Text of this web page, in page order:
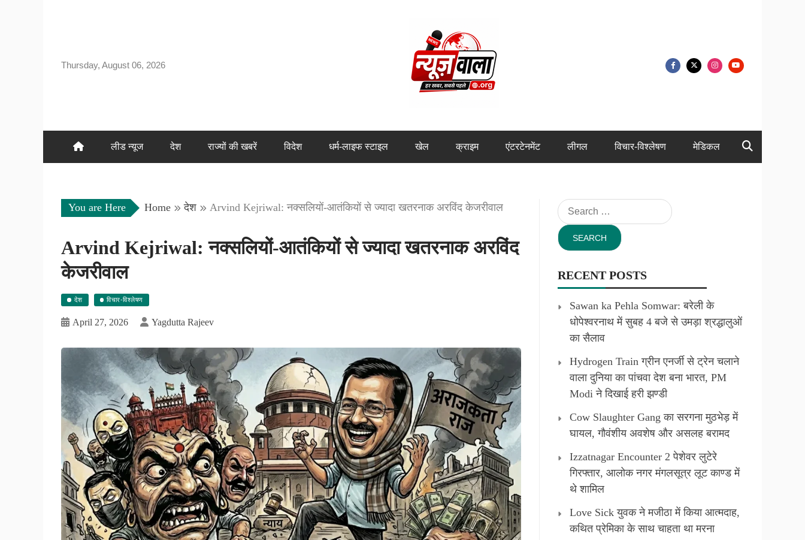
Thursday, August 06, 2026
लीड न्यूज देश राज्यों की खबरें विदेश धर्म-लाइफ स्टाइल खेल क्राइम एंटरटेनमेंट लीगल विचार-विश्लेषण मेडिकल
You are Here Home देश Arvind Kejriwal: नक्सलियों-आतंकियों से ज्यादा खतरनाक अरविंद केजरीवाल
Arvind Kejriwal: नक्सलियों-आतंकियों से ज्यादा खतरनाक अरविंद
केजरीवाल
देश विचार-विश्लेषण
April 27, 2026 Yagdutta Rajeev
Search
for:
RECENT POSTS
Sawan ka Pehla Somwar: बरेली के
धोपेश्वरनाथ में सुबह 4 बजे से उमड़ा श्रद्धालुओं
का सैलाव
Hydrogen Train ग्रीन एनर्जी से ट्रेन चलाने
वाला दुनिया का पांचवा देश बना भारत, PM
Modi ने दिखाई हरी झण्डी
Cow Slaughter Gang का सरगना मुठभेड़ में
घायल, गौवंशीय अवशेष और असलह बरामद
Izzatnagar Encounter 2 पेशेवर लुटेरे
गिरफ्तार, आलोक नगर मंगलसूत्र लूट काण्‍ड में
थे शामिल
Love Sick युवक ने मजीठा में किया आत्मदाह,
कथित प्रेमिका के साथ चाहता था मरना